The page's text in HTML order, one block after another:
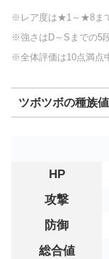
※レア度は★1～★8ま
※強さはD～Sまでの5
※全体評価は10点満点
ツボツボの種族値
HP
攻撃
防御
総合値